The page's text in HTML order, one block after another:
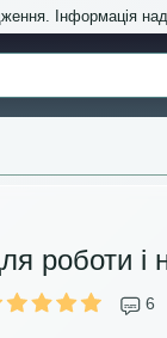
Інформація
роботи і
6